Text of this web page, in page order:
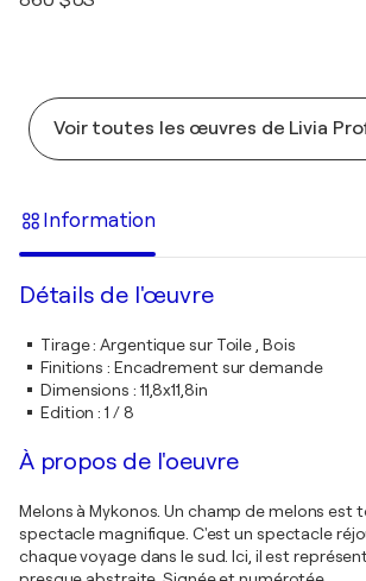
Voir toutes les œuvres de Livia
Information
Détails de l'œuvre
Tirage:Argentique sur Toile , Bois
Finitions : Encadrement sur demande
Dimensions : 11,8x11,8in
Edition :1 / 8
À propos de l'oeuvre
Melons à Mykonos. Un champ de melons est
spectacle magnifique. C'est un spectacle
chaque voyage dans le sud. Ici, il est